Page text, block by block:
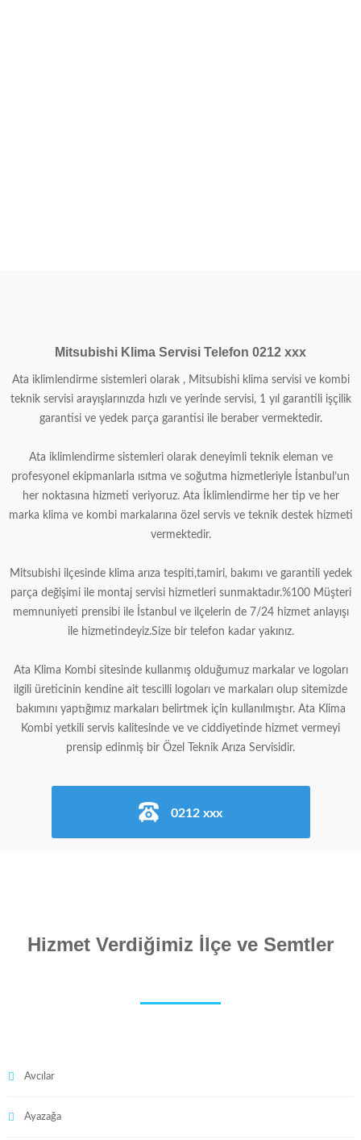
Mitsubishi Klima Servisi Telefon 0212 xxx
Ata iklimlendirme sistemleri olarak , Mitsubishi klima servisi ve kombi
teknik servisi arayışlarınızda hızlı ve yerinde servisi, 1 yıl garantili işçilik
garantisi ve yedek parça garantisi ile beraber vermektedir.
Ata iklimlendirme sistemleri olarak deneyimli teknik eleman ve
profesyonel ekipmanlarla ısıtma ve soğutma hizmetleriyle İstanbul’un
her noktasına hizmeti veriyoruz. Ata İklimlendirme her tip ve her
marka klima ve kombi markalarına özel servis ve teknik destek hizmeti
vermektedir.
Mitsubishi ilçesinde klima arıza tespiti,tamiri, bakımı ve garantili yedek
parça değişimi ile montaj servisi hizmetleri sunmaktadır.%100 Müşteri
memnuniyeti prensibi ile İstanbul ve ilçelerin de 7/24 hizmet anlayışı
ile hizmetindeyiz.Size bir telefon kadar yakınız.
Ata Klima Kombi sitesinde kullanmış olduğumuz markalar ve logoları
ilgili üreticinin kendine ait tescilli logoları ve markaları olup sitemizde
bakımını yaptığımız markaları belirtmek için kullanılmıştır. Ata Klima
Kombi yetkili servis kalitesinde ve ve ciddiyetinde hizmet vermeyi
prensip edinmiş bir Özel Teknik Arıza Servisidir.
0212 xxx
Hizmet Verdiğimiz İlçe ve Semtler
Avcılar
Ayazağa